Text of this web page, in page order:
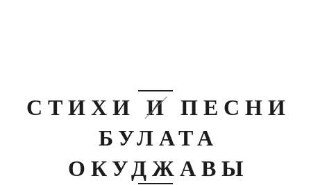
СТИХИ И ПЕСНИ
БУЛАТА
ОКУДЖАВЫ